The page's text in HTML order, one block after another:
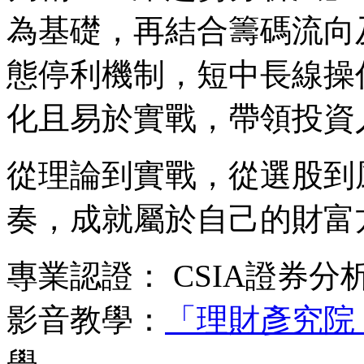
為基礎，再結合籌碼流
態停利機制，短中長線
化且易於實戰，帶領投
從理論到實戰，從選股
奏，成就屬於自己的財
專業認證： CSIA證券分
影音教學：
「理財彥究